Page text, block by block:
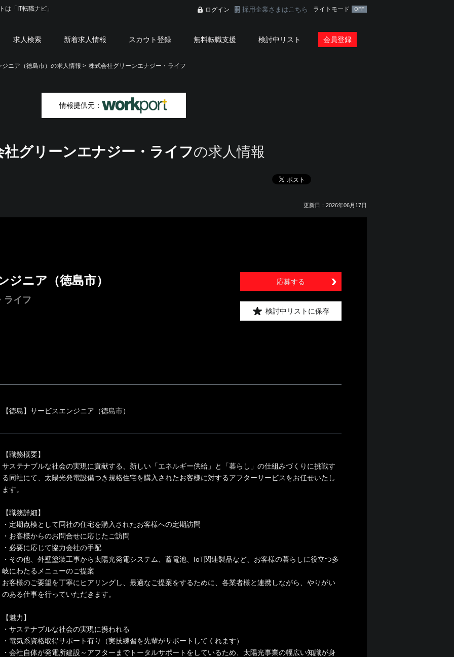
は「IT転職ナビ」 ログイン 採用企業さまはこちら ライトモード
求人検索 新着求人情報 スカウト登録 無料転職支援 検討中リスト 会員登録
ニア（徳島市）の求人情報 > 株式会社グリーンエナジー・ライフ
情報提供元：
社グリーンエナジー・ライフの求人情報
更新日：2026年06月17日
ジニア（徳島市）
ライフ
応募する
検討中リストに保存
【徳島】サービスエンジニア（徳島市）
【職務概要】
サステナブルな社会の実現に貢献する、新しい「エネルギー供給」と「暮らし」の仕組みづくりに挑戦す
る同社にて、太陽光発電設備つき規格住宅を購入されたお客様に対するアフターサービスをお任せいたし
ます。
【職務詳細】
・定期点検として同社の住宅を購入されたお客様への定期訪問
・お客様からのお問合せに応じたご訪問
・必要に応じて協力会社の手配
・その他、外壁塗装工事から太陽光発電システム、蓄電池、IoT関連製品など、お客様の暮らしに役立つ多
岐にわたるメニューのご提案
お客様のご要望を丁寧にヒアリングし、最適なご提案をするために、各業者様と連携しながら、やりがい
のある仕事を行っていただきます。
【魅力】
・サステナブルな社会の実現に携われる
・電気系資格取得サポート有り（実技練習を先輩がサポートしてくれます）
・会社自体が発電所建設～アフターまでトータルサポートをしているため、太陽光事業の幅広い知識が身